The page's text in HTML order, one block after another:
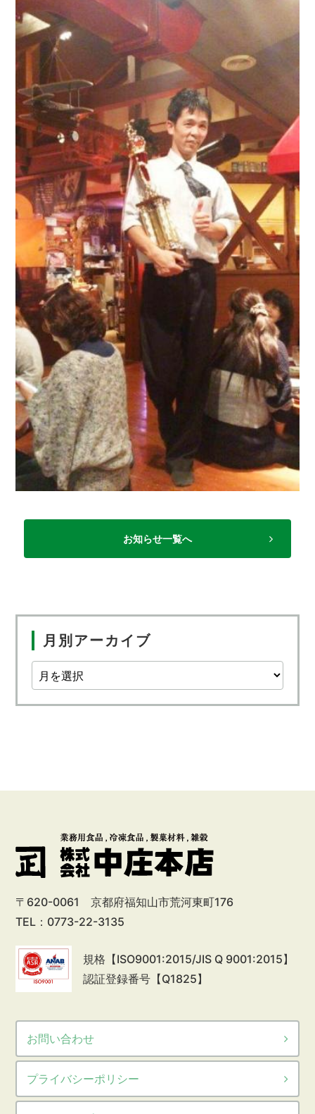
お知らせ一覧へ
月別アーカイブ
〒620-0061 京都府福知山市荒河東町176
TEL：0773-22-3135
規格【ISO9001:2015/JIS Q 9001:2015】
認証登録番号【Q1825】
お問い合わせ
プライバシーポリシー